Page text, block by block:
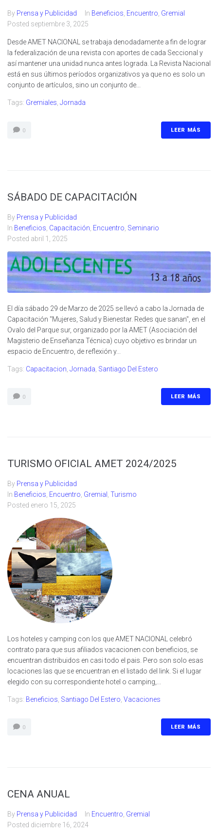
By Prensa y Publicidad In Beneficios, Encuentro, Gremial
Posted septiembre 3, 2025
Desde AMET NACIONAL se trabaja denodadamente a fin de lograr
la federalización de una revista con aportes de cada Seccional y
así mantener una unidad nunca antes lograda. La Revista Nacional
está en sus últimos períodos organizativos ya que no es solo un
conjunto de artículos, sino un conjunto de...
Tags: Gremiales, Jornada
0 LEER MÁS
SÁBADO DE CAPACITACIÓN
By Prensa y Publicidad
In Beneficios, Capacitación, Encuentro, Seminario
Posted abril 1, 2025
El día sábado 29 de Marzo de 2025 se llevó a cabo la Jornada de
Capacitación "Mujeres, Salud y Bienestar. Redes que sanan", en el
Ovalo del Parque sur, organizado por la AMET (Asociación del
Magisterio de Enseñanza Técnica) cuyo objetivo es brindar un
espacio de Encuentro, de reflexión y...
Tags: Capacitacion Jornada Santiago Del Estero
0 LEER MÁS
TURISMO OFICIAL AMET 2024/2025
By Prensa y Publicidad
In Beneficios Encuentro Gremial Turismo
Posted enero 15, 2025
Los hoteles y camping con los que AMET NACIONAL celebró
contrato para que sus afiliados vacacionen con beneficios, se
encuentran distribuidos en casi todo el pais. Pero son solo esas
locaciones las que se encuentran en el listado del link. Si el lugar
elegido con su correspondiente hotel o camping,...
Tags: Beneficios Santiago Del Estero Vacaciones
0 LEER MÁS
CENA ANUAL
By Prensa y Publicidad In Encuentro Gremial
Posted diciembre 16, 2024